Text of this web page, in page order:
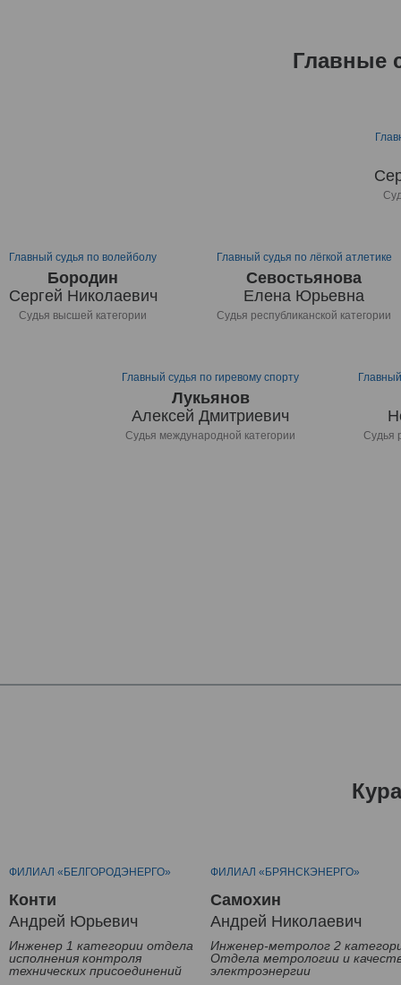
Главные
Главный судья по волейболу
Бородин
Сергей Николаевич
Судья высшей категории
Главный судья по лёгкой атлетике
Севостьянова
Елена Юрьевна
Судья республиканской категории
Главный судья по гиревому спорту
Лукьянов
Алексей Дмитриевич
Судья международной категории Судья
ФИЛИАЛ «БЕЛГОРОДЭНЕРГО»
Конти
Андрей Юрьевич
Инженер 1 категории отдела
исполнения контроля
технических присоединений
ФИЛИАЛ «БРЯНСКЭНЕРГО»
Самохин
Андрей Николаевич
Инженер-метролог 2
Отдела метрологии и
электроэнергии